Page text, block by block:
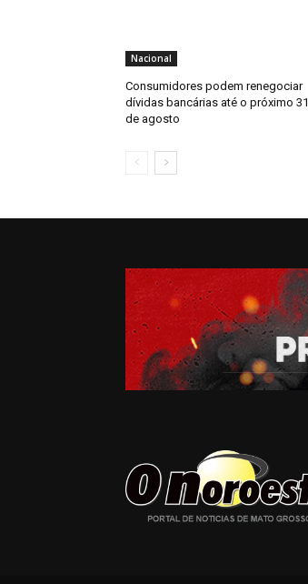
Nacional
Consumidores podem renegociar
dívidas bancárias até o próximo 31
de agosto